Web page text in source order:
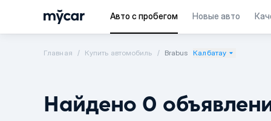
Авто с пробегом Новые авто
Главная Купить автомобиль Brabus Калбатау
Найдено 0